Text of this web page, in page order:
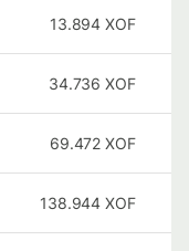
13.894 XOF
34.736 XOF
69.472 XOF
138.944 XOF